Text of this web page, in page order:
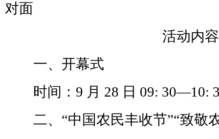
对面
活动内
一、开幕式
时间：9 月 28 日 09: 30—10:
二、“中国农民丰收节”“致敬